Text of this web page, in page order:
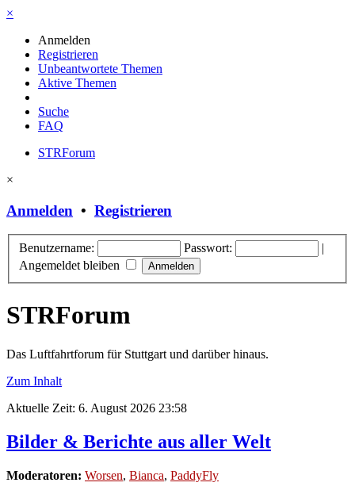
×
Anmelden
Registrieren
Unbeantwortete Themen
Aktive Themen
Suche
FAQ
STRForum
×
Anmelden • Registrieren
Benutzername: Passwort:
|
Angemeldet bleiben
STRForum
Das Luftfahrtforum für Stuttgart und darüber hinaus.
Zum Inhalt
Aktuelle Zeit: 6. August 2026 23:58
Bilder & Berichte aus aller Welt
Moderatoren: Worsen, Bianca, PaddyFly